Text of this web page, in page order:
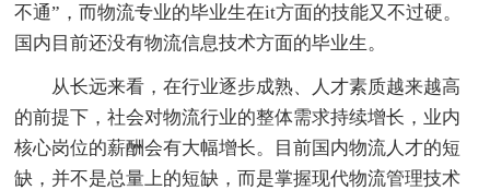
不通”，而物流专业的毕业生在it方面的技能又不过硬。
国内目前还没有物流信息技术方面的毕业生。
从长远来看，在行业逐步成熟、人才素质越来越高
的前提下，社会对物流行业的整体需求持续增长，业内
核心岗位的薪酬会有大幅增长。目前国内物流人才的短
缺，并不是总量上的短缺，而是掌握现代物流管理技术